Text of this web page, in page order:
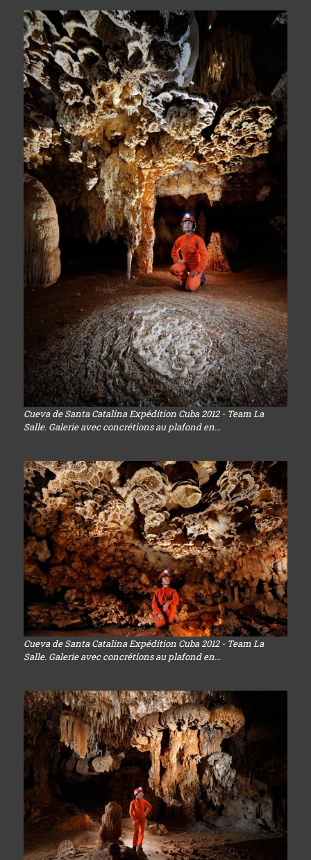
Cueva de Santa Catalina Expédition Cuba 2012 - Team La
Salle. Galerie avec concrétions au plafond en...
Cueva de Santa Catalina Expédition Cuba 2012 - Team La
Salle. Galerie avec concrétions au plafond en...